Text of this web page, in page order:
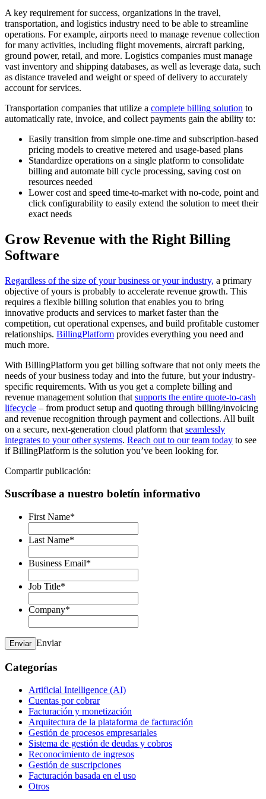
A key requirement for success, organizations in the travel,
transportation, and logistics industry need to be able to streamline
operations. For example, airports need to manage revenue collection
for many activities, including flight movements, aircraft parking,
ground power, retail, and more. Logistics companies must manage
vast inventory and shipping databases, as well as leverage data, such
as distance traveled and weight or speed of delivery to accurately
account for services.
Transportation companies that utilize a complete billing solution to
automatically rate, invoice, and collect payments gain the ability to:
Easily transition from simple one-time and subscription-based
pricing models to creative metered and usage-based plans
Standardize operations on a single platform to consolidate
billing and automate bill cycle processing, saving cost on
resources needed
Lower cost and speed time-to-market with no-code, point and
click configurability to easily extend the solution to meet their
exact needs
Grow Revenue with the Right Billing
Software
Regardless of the size of your business or your industry, a primary
objective of yours is probably to accelerate revenue growth. This
requires a flexible billing solution that enables you to bring
innovative products and services to market faster than the
competition, cut operational expenses, and build profitable customer
relationships. BillingPlatform provides everything you need and
much more.
With BillingPlatform you get billing software that not only meets the
needs of your business today and into the future, but your industry-
specific requirements. With us you get a complete billing and
revenue management solution that supports the entire quote-to-cash
lifecycle – from product setup and quoting through billing/invoicing
and revenue recognition through payment and collections. All built
on a secure, next-generation cloud platform that seamlessly
integrates to your other systems. Reach out to our team today to see
if BillingPlatform is the solution you’ve been looking for.
Compartir publicación:
Suscríbase a nuestro boletín informativo
First Name*
Last Name*
Business Email*
Job Title*
Company*
Enviar Enviar
Categorías
Artificial Intelligence (AI)
Cuentas por cobrar
Facturación y monetización
Arquitectura de la plataforma de facturación
Gestión de procesos empresariales
Sistema de gestión de deudas y cobros
Reconocimiento de ingresos
Gestión de suscripciones
Facturación basada en el uso
Otros